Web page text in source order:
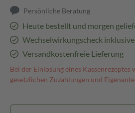
Persönliche Beratung
Heute bestellt und morgen
Wechselwirkungscheck inklusive
Versandkostenfreie Lieferung
Bei der Einlösung eines Kassenrezeptes
gesetzlichen Zuzahlungen und